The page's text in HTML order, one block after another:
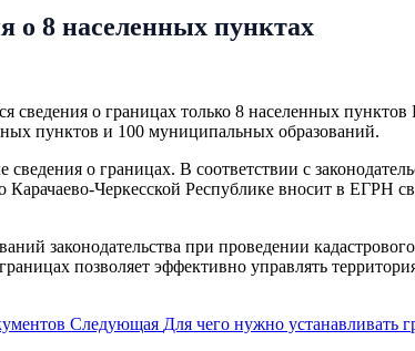
о 8 населенных пунктах
о границах только 8 населенных пунктов
пунктов и 100 муниципальных образований.
о границах. В соответствии с
Черкесской Республике вносит в ЕГРН
законодательства при проведении
позволяет эффективно управлять
Следующая Для чего нужно устанавливать